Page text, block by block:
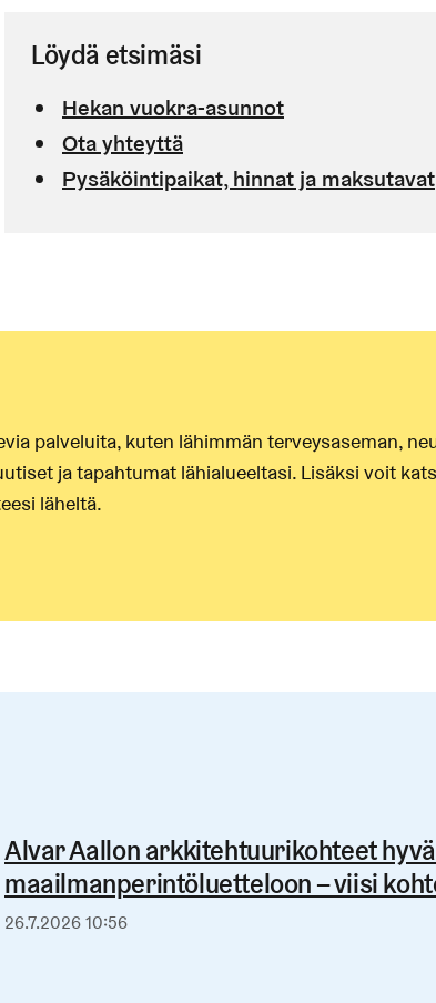
Löydä etsimäsi
Hekan vuokra-asunnot
Ota yhteyttä
Pysäköintipaikat, hinnat ja maksutavat
palveluita, kuten lähimmän terveysaseman,
ja tapahtumat lähialueeltasi. Lisäksi voit
läheltä.
Alvar Aallon arkkitehtuurikohteet
maailmanperintöluetteloon – viisi
Julkaistu
26.7.2026 10:56